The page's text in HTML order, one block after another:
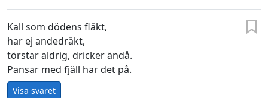
Kall som dödens fläkt,
har ej andedräkt,
törstar aldrig, dricker ändå.
Pansar med fjäll har det på.
Visa svaret